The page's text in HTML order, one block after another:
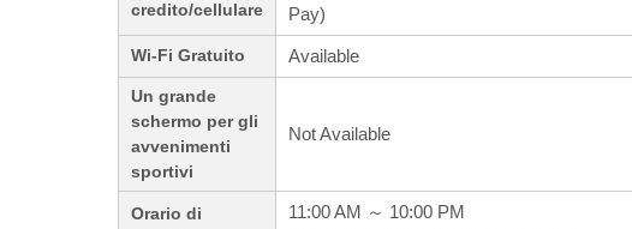
credito/cellulare
Pay)
Wi-Fi Gratuito Available
Un grande
schermo per gli
avvenimenti
sportivi
Not Available
Orario di
11:00 AM ～ 10:00 PM